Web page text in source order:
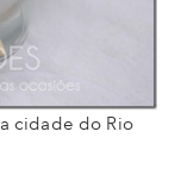
cidade do Rio